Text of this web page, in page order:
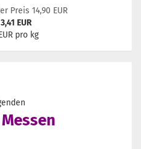
Preis 14,90 EUR
EUR
pro kg